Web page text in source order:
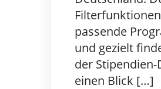
passende
und gezielt
der
einen Blick […]